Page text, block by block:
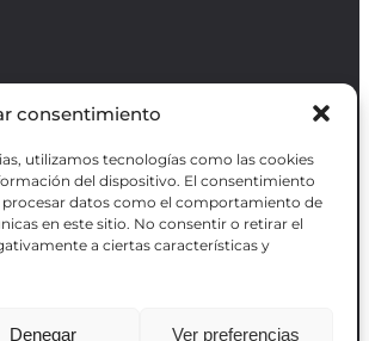
consentimiento
utilizamos tecnologías como las cookies
del dispositivo. El consentimiento
datos como el comportamiento de
en este sitio. No consentir o retirar el
a ciertas características y
Denegar Ver preferencias
GODOT
es una revista
artes escénicas de Madrid, gratuita y
se distribuye en espacios escénicos,
de otros puntos de interés turístico
ocio de la capital.